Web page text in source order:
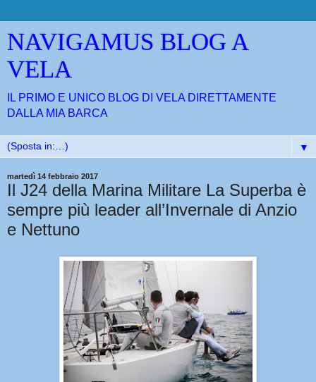
NAVIGAMUS BLOG A
VELA
IL PRIMO E UNICO BLOG DI VELA DIRETTAMENTE
DALLA MIA BARCA
▼
martedì 14 febbraio 2017
Il J24 della Marina Militare La Superba è
sempre più leader all’Invernale di Anzio
e Nettuno